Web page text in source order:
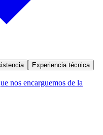
Experiencia técnica
nos encarguemos de la